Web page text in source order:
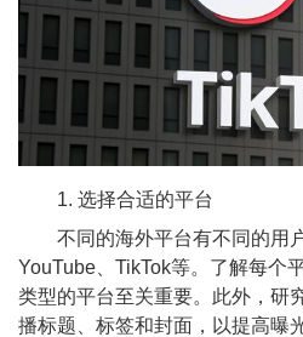
1. 选择合适的平台
不同的海外平台有不同的用户
YouTube、TikTok等。了解每个
类型的平台至关重要。此外，研
播标题、标签和封面，以提高曝